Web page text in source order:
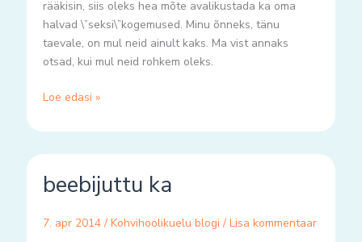
rääkisin, siis oleks hea mõte avalikustada ka oma
halvad \”seksi\”kogemused. Minu õnneks, tänu
taevale, on mul neid ainult kaks. Ma vist annaks
otsad, kui mul neid rohkem oleks.
Loe edasi »
beebijuttu ka
7. apr 2014 / Kohvihoolikuelu blogi / Lisa kommentaar
ka